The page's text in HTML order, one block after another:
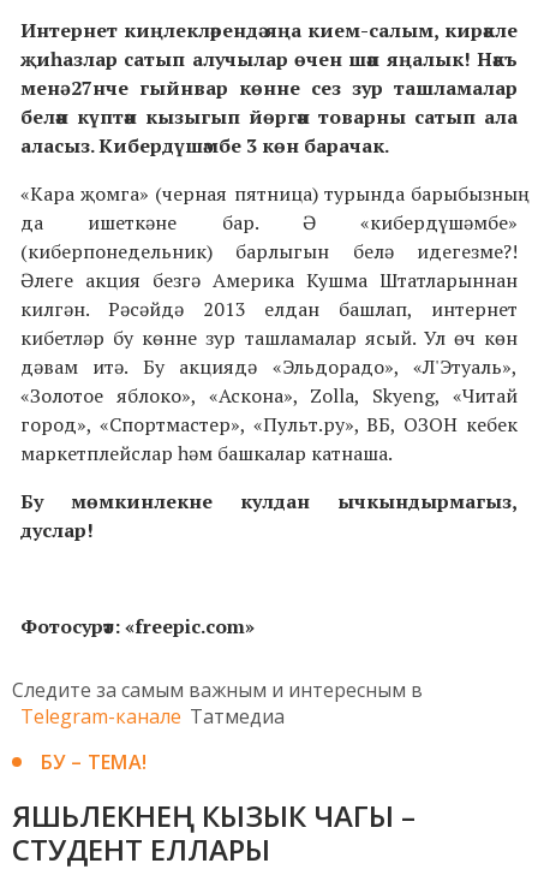
Интернет киңлекләрендә яңа кием-салым, кирәкле
җиһазлар сатып алучылар өчен шәп яңалык! Нәкъ
менә 27нче гыйнвар көнне сез зур ташламалар
белән күптән кызыгып йөргән товарны сатып ала
аласыз. Кибердүшәмбе 3 көн барачак.
«Кара җомга» (черная пятница) турында барыбызның
да ишеткәне бар. Ә «кибердүшәмбе»
(киберпонедельник) барлыгын белә идегезме?!
Әлеге акция безгә Америка Кушма Штатларыннан
килгән. Рәсәйдә 2013 елдан башлап, интернет
кибетләр бу көнне зур ташламалар ясый. Ул өч көн
дәвам итә. Бу акциядә «Эльдорадо», «Л'Этуаль»,
«Золотое яблоко», «Аскона», Zolla, Skyeng, «Читай
город», «Спортмастер», «Пульт.ру», ВБ, ОЗОН кебек
маркетплейслар һәм башкалар катнаша.
Бу мөмкинлекне кулдан ычкындырмагыз,
дуслар!
Фотосурәт: «freepic.com»
Следите за самым важным и интересным в
Telegram-канале Татмедиа
БУ – ТЕМА!
ЯШЬЛЕКНЕҢ КЫЗЫК ЧАГЫ –
СТУДЕНТ ЕЛЛАРЫ